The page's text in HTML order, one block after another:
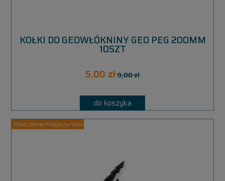
KOŁKI DO GEOWŁÓKNINY GEO PEG 200MM
10SZT
5,00 zł9,00 zł
do koszyka